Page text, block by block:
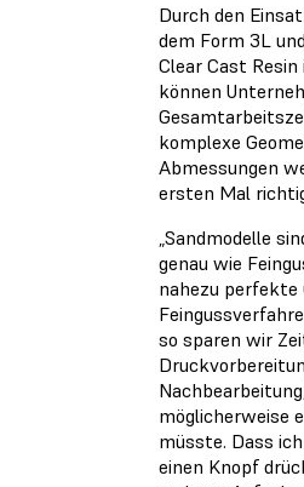
Durch den
dem Form 3L
Clear Cast
können
komplexe
Abmessungen
ersten Mal
„Sandmodelle
genau wie
nahezu perfekte
so sparen wir
möglicherweise
müsste. Dass
einen Knopf